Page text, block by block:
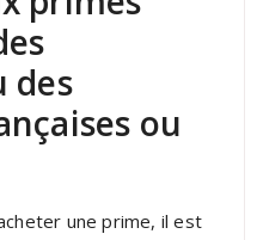
des
ou
une prime, il est